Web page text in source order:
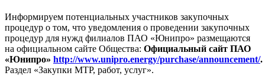
Информируем потенциальных участников закупочных
процедур о том, что уведомления о проведении закупочных
процедур для нужд филиалов ПАО «Юнипро» размещаются
на официальном сайте Общества: Официальный сайт ПАО
«Юнипро» http://www.unipro.energy/purchase/announcement/.
Раздел «Закупки МТР, работ, услуг».